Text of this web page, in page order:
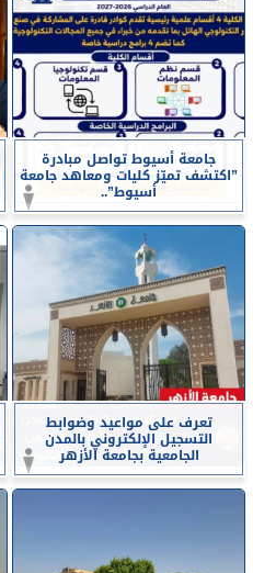
جامعة أسيوط تواصل مبادرة
”اكتشف تميّز كليات ومعاهد جامعة
أسيوط”..
تعرف على مواعيد وضوابط
التسجيل الإلكتروني بالمدن
الجامعية بجامعة الأزهر